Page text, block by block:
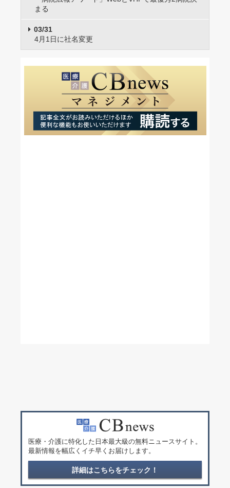
まる
03/31
4月1日に社名変更
医療・介護に特化した日本最大級の無料ニュースサイト。
最新情報を幅広くイチ早くお届けします。
詳細はこちらをチェック！